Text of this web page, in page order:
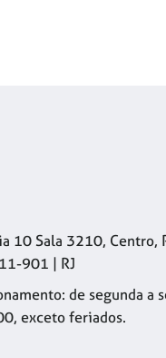
10 Sala 3210, Centro,
901 | RJ
de segunda a
exceto feriados.